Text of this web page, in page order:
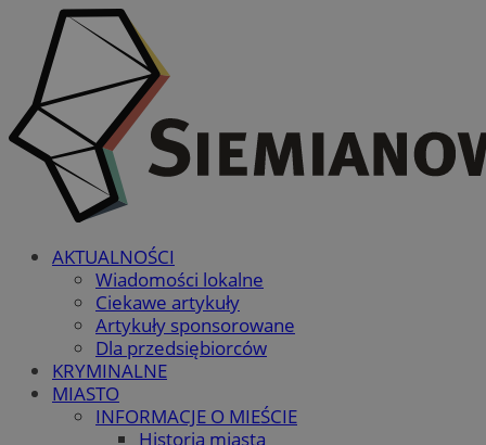
AKTUALNOŚCI
Wiadomości lokalne
Ciekawe artykuły
Artykuły sponsorowane
Dla przedsiębiorców
KRYMINALNE
MIASTO
INFORMACJE O MIEŚCIE
Historia miasta